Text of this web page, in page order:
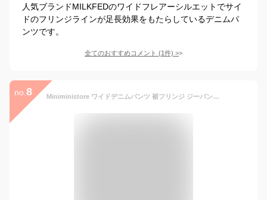
人気ブランドMILKFEDのワイドフレアーシルエットでサイ
ドのフリンジラインが足長効果をもたらしているデニムパ
ンツです。
全てのおすすめコメント (1件) >
no. 8 Miniministore ワイドデニムパンツ 裾フリンジ ジーパン パンツ・ズボン